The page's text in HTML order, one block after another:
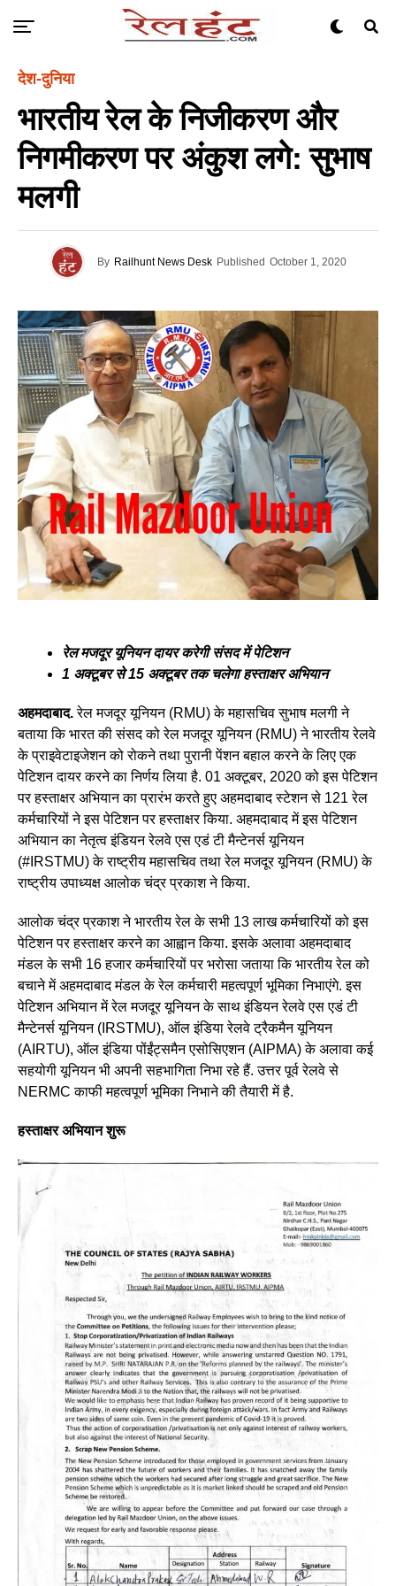
देश-दुनिया
भारतीय रेल के निजीकरण और
निगमीकरण पर अंकुश लगे: सुभाष
मलगी
By Railhunt News Desk Published October 1, 2020
रेल मजदूर यूनियन दायर करेगी संसद में पेटिशन
1 अक्टूबर से 15 अक्टूबर तक चलेगा हस्ताक्षर अभियान
अहमदाबाद.रेल मजदूर यूनियन (RMU) के महासचिव सुभाष मलगी ने
बताया कि भारत की संसद को रेल मजदूर यूनियन (RMU) ने भारतीय रेलवे
के प्राइवेटाइजेशन को रोकने तथा पुरानी पेंशन बहाल करने के लिए एक
पेटिशन दायर करने का निर्णय लिया है. 01 अक्टूबर, 2020 को इस पेटिशन
पर हस्ताक्षर अभियान का प्रारंभ करते हुए अहमदाबाद स्टेशन से 121 रेल
कर्मचारियों ने इस पेटिशन पर हस्ताक्षर किया. अहमदाबाद में इस पेटिशन
अभियान का नेतृत्व इंडियन रेलवे एस एडं टी मैन्टेनर्स यूनियन
(#IRSTMU) के राष्ट्रीय महासचिव तथा रेल मजदूर यूनियन (RMU) के
राष्ट्रीय उपाध्यक्ष आलोक चंद्र प्रकाश ने किया.
आलोक चंद्र प्रकाश ने भारतीय रेल के सभी 13 लाख कर्मचारियों को इस
पेटिशन पर हस्ताक्षर करने का आह्वान किया. इसके अलावा अहमदाबाद
मंडल के सभी 16 हजार कर्मचारियों पर भरोसा जताया कि भारतीय रेल को
बचाने में अहमदाबाद मंडल के रेल कर्मचारी महत्वपूर्ण भूमिका निभाएंगे. इस
पेटिशन अभियान में रेल मजदूर यूनियन के साथ इंडियन रेलवे एस एडं टी
मैन्टेनर्स यूनियन (IRSTMU), ऑल इंडिया रेलवे ट्रैकमैन यूनियन
(AIRTU), ऑल इंडिया पोंईंट्समैन एसोसिएशन (AIPMA) के अलावा कई
सहयोगी यूनियन भी अपनी सहभागिता निभा रहे हैं. उत्तर पूर्व रेलवे से
NERMC काफी महत्वपूर्ण भूमिका निभाने की तैयारी में है.
हस्ताक्षर अभियान शुरू